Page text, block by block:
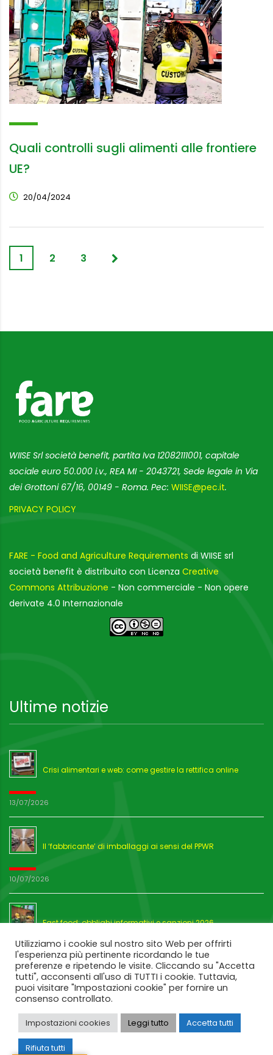
Quali controlli sugli alimenti alle frontiere
UE?
20/04/2024
1 2 3
WIISE Srl società benefit, partita Iva 12082111001, capitale
sociale euro 50.000 i.v., REA MI - 2043721, Sede legale in Via
dei Grottoni 67/16, 00149 - Roma. Pec: WIISE@pec.it.
PRIVACY POLICY
FARE - Food and Agriculture Requirements di WIISE srl
società benefit è distribuito con Licenza Creative
Commons Attribuzione - Non commerciale - Non opere
derivate 4.0 Internazionale
Ultime notizie
Crisi alimentari e web: come gestire la rettifica online
13/07/2026
Il ‘fabbricante’ di imballaggi ai sensi del PPWR
10/07/2026
Fast food: obblighi informativi e sanzioni 2026
03/07/2026
Utilizziamo i cookie sul nostro sito Web per offrirti
l'esperienza più pertinente ricordando le tue
preferenze e ripetendo le visite. Cliccando su "Accetta
tutti", acconsenti all'uso di TUTTI i cookie. Tuttavia,
puoi visitare "Impostazioni cookie" per fornire un
consenso controllato.
Impostazioni cookies Leggi tutto Accetta tutti
Rifiuta tutti